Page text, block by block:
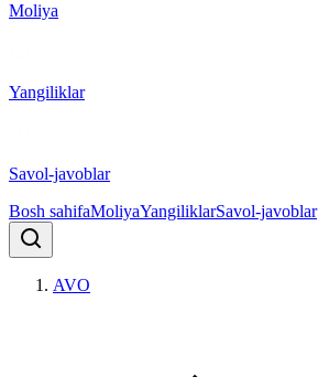
Moliya
Yangiliklar
Savol-javoblar
Bosh sahifaMoliyaYangiliklarSavol-javoblar
AVO